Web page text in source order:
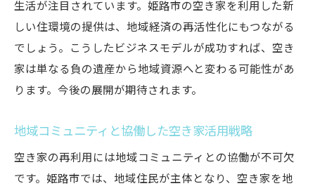
生活が注目されています。姫路市の空き家を利用した新
しい住環境の提供は、地域経済の再活性化にもつながる
でしょう。こうしたビジネスモデルが成功すれば、空き
家は単なる負の遺産から地域資源へと変わる可能性があ
ります。今後の展開が期待されます。
地域コミュニティと協働した空き家活用戦略
空き家の再利用には地域コミュニティとの協働が不可欠
です。姫路市では、地域住民が主体となり、空き家を地